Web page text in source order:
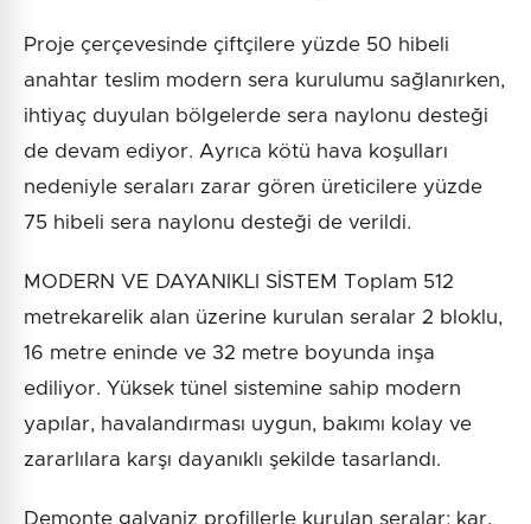
Proje çerçevesinde çiftçilere yüzde 50 hibeli
anahtar teslim modern sera kurulumu sağlanırken,
ihtiyaç duyulan bölgelerde sera naylonu desteği
de devam ediyor. Ayrıca kötü hava koşulları
nedeniyle seraları zarar gören üreticilere yüzde
75 hibeli sera naylonu desteği de verildi.
MODERN VE DAYANIKLI SİSTEM Toplam 512
metrekarelik alan üzerine kurulan seralar 2 bloklu,
16 metre eninde ve 32 metre boyunda inşa
ediliyor. Yüksek tünel sistemine sahip modern
yapılar, havalandırması uygun, bakımı kolay ve
zararlılara karşı dayanıklı şekilde tasarlandı.
Demonte galvaniz profillerle kurulan seralar; kar,